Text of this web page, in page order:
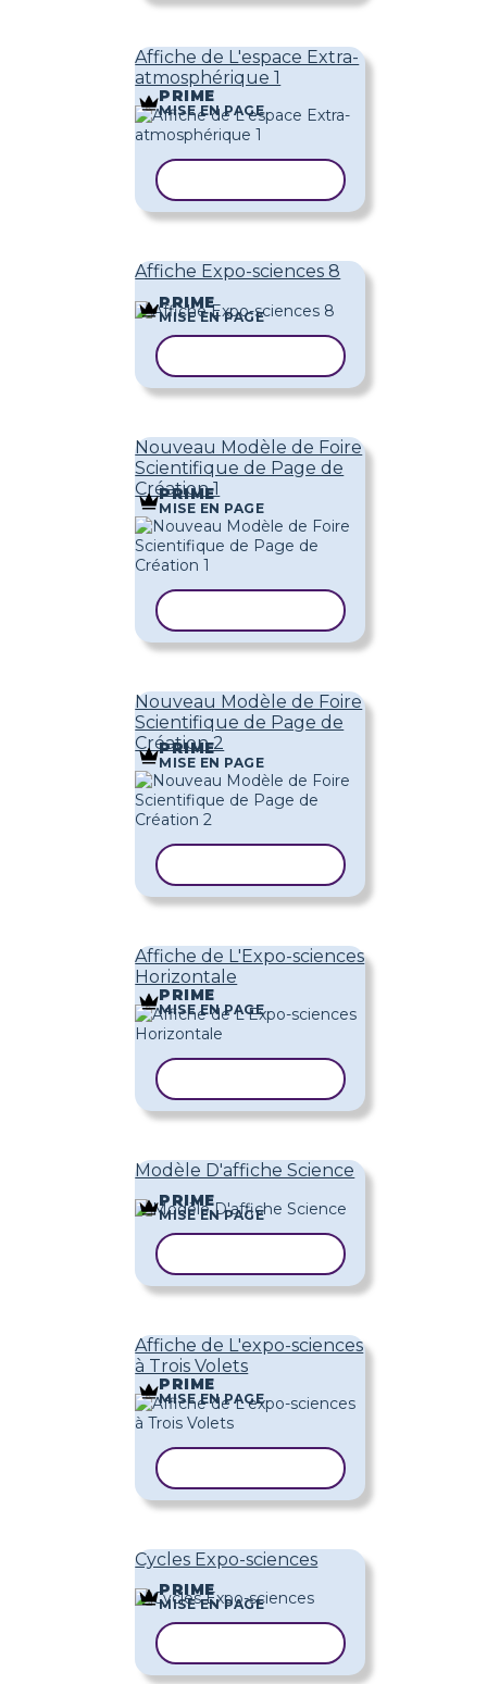
Affiche de L'espace Extra-
atmosphérique 1
PRIME
MISE EN PAGE
Affiche Expo-sciences 8
PRIME
MISE EN PAGE
Nouveau Modèle de Foire
Scientifique de Page de
Création 1
PRIME
MISE EN PAGE
Nouveau Modèle de Foire
Scientifique de Page de
Création 2
PRIME
MISE EN PAGE
Affiche de L'Expo-sciences
Horizontale
PRIME
MISE EN PAGE
Modèle D'affiche Science
PRIME
MISE EN PAGE
Affiche de L'expo-sciences
à Trois Volets
PRIME
MISE EN PAGE
Cycles Expo-sciences
PRIME
MISE EN PAGE